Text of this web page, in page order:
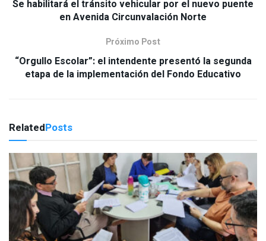
Se habilitará el tránsito vehicular por el nuevo puente
en Avenida Circunvalación Norte
Próximo Post
“Orgullo Escolar”: el intendente presentó la segunda
etapa de la implementación del Fondo Educativo
RelatedPosts